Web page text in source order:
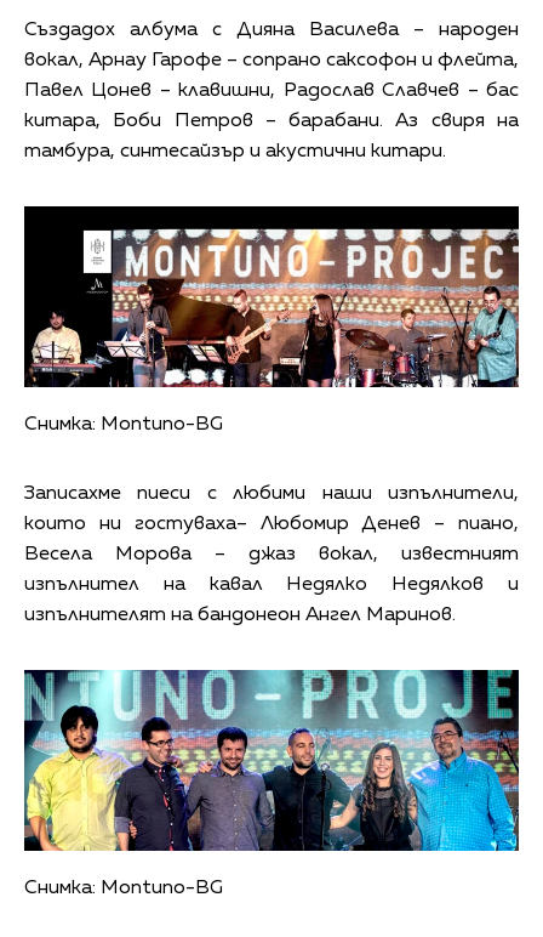
Създадох албума с Дияна Василева – народен
вокал, Арнау Гарофе – сопрано саксофон и флейта,
Павел Цонев – клавишни, Радослав Славчев – бас
китара, Боби Петров – барабани. Аз свиря на
тамбура, синтесайзър и акустични китари.
Снимка: Montuno-BG
Записахме пиеси с любими наши изпълнители,
които ни гостуваха– Любомир Денев – пиано,
Весела Морова – джаз вокал, известният
изпълнител на кавал Недялко Недялков и
изпълнителят на бандонеон Ангел Маринов.
Снимка: Montuno-BG